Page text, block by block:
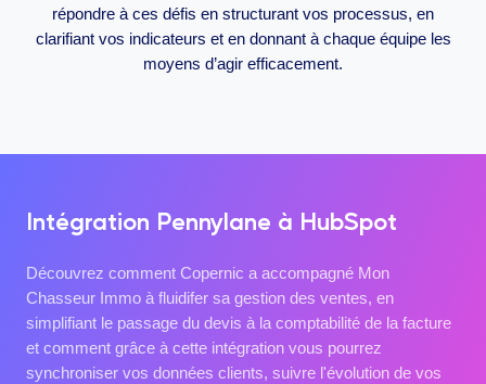
répondre à ces défis en structurant vos processus, en
clarifiant vos indicateurs et en donnant à chaque équipe les
moyens d’agir efficacement.
Intégration Pennylane à HubSpot
Découvrez comment Copernic a accompagné Mon
Chasseur Immo à fluidifer sa gestion des ventes, en
simplifiant le passage du devis à la comptabilité de la facture
et comment grâce à cette intégration vous pourrez
synchroniser vos données clients, suivre l'évolution de vos